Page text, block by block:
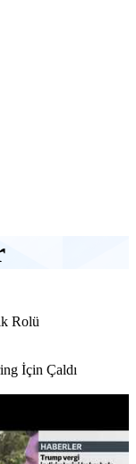
Rolü
İçin Çaldı